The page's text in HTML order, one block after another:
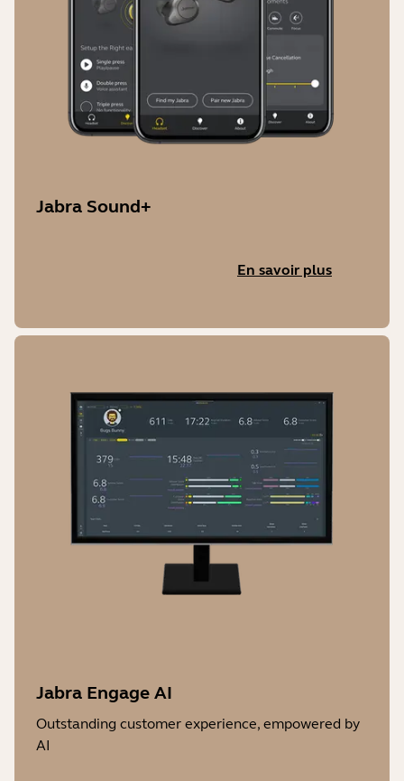
Jabra Sound+
En savoir plus
Jabra Engage AI
Outstanding customer experience, empowered by
AI